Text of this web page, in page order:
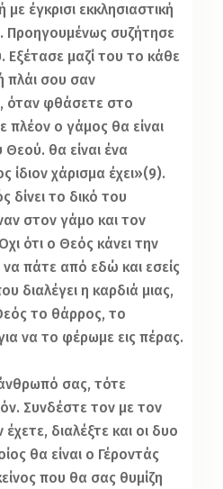
έγκρισι εκκλησιαστική
Προηγουμένως συζήτησε
Εξέτασε μαζί του το κάθε
πλάι σου σαν
όταν φθάσετε στο
ο γάμος θα είναι
θα είναι ένα
ίδιον χάρισμα έχει»(9).
δίνει το δικό του
στον γάμο και τον
ότι ο Θεός κάνει την
να πάτε από εδώ και εσείς
διαλέγει η καρδιά μιας,
το θάρρος, το
να το φέρωμε εις πέρας.
σας, τότε
Συνδέστε τον με τον
διαλέξτε και οι δυο
θα είναι ο Γέροντάς
που θα σας θυμίζη